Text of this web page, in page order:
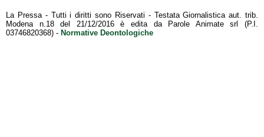
La Pressa - Tutti i diritti sono Riservati - Testata Giornalistica aut. trib.
Modena n.18 del 21/12/2016 è edita da Parole Animate srl (P.I.
03746820368) - Normative Deontologiche